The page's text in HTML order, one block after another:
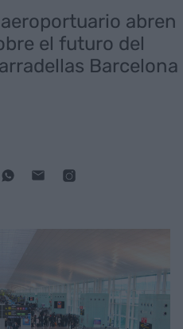
abren
el futuro del
Barcelona